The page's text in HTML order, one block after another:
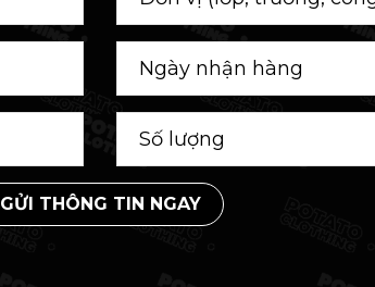
GỬI THÔNG TIN NGAY